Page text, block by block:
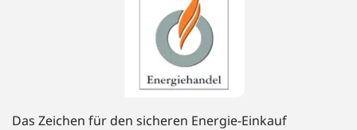
Das Zeichen für den sicheren Energie-Einkauf